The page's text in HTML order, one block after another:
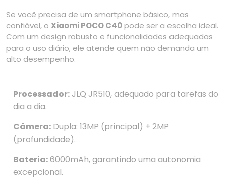
Se você precisa de um smartphone básico, mas
confiável, o Xiaomi POCO C40pode ser a escolha ideal.
Com um design robusto e funcionalidades adequadas
para o uso diário, ele atende quem não demanda um
alto desempenho.
Processador: JLQ JR510, adequado para tarefas do
dia a dia.
Câmera: Dupla: 13MP (principal) + 2MP
(profundidade).
Bateria:6000mAh, garantindo uma autonomia
excepcional.